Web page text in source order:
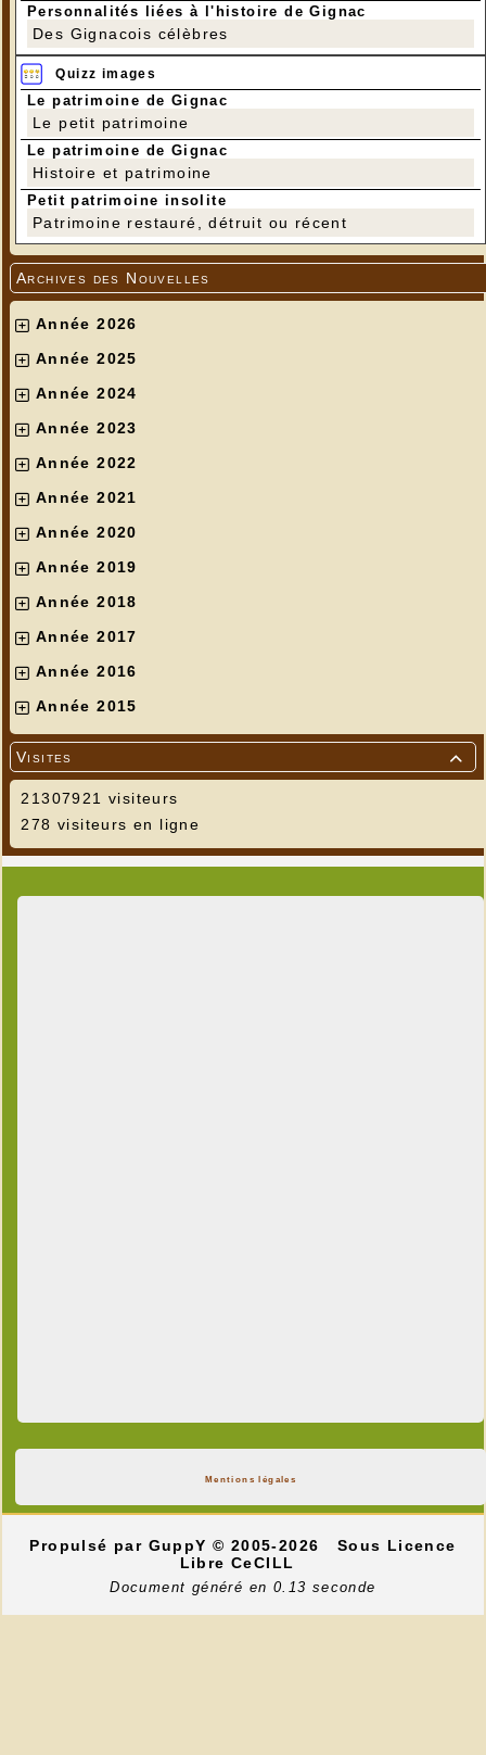
Personnalités liées à l'histoire de Gignac
Des Gignacois célèbres
Quizz images
Le patrimoine de Gignac
Le petit patrimoine
Le patrimoine de Gignac
Histoire et patrimoine
Petit patrimoine insolite
Patrimoine restauré, détruit ou récent
Archives des Nouvelles
Année 2026
Année 2025
Année 2024
Année 2023
Année 2022
Année 2021
Année 2020
Année 2019
Année 2018
Année 2017
Année 2016
Année 2015

Visites
21307921 visiteurs
278 visiteurs en ligne
Mentions légales
Propulsé par GuppY© 2005-2026
Sous Licence
Libre CeCILL
Document généré en 0.13 seconde